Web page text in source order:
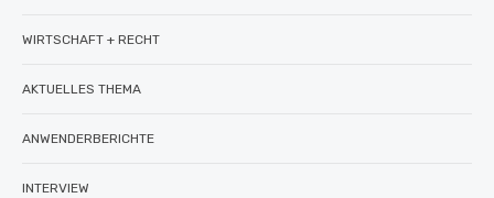
WIRTSCHAFT + RECHT
AKTUELLES THEMA
ANWENDERBERICHTE
INTERVIEW